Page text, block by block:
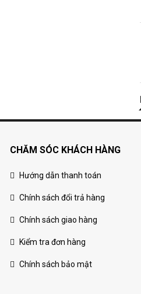
CHĂM SÓC KHÁCH HÀNG
Hướng dẫn thanh toán
Chính sách đổi trả hàng
Chính sách giao hàng
Kiểm tra đơn hàng
Chính sách bảo mật